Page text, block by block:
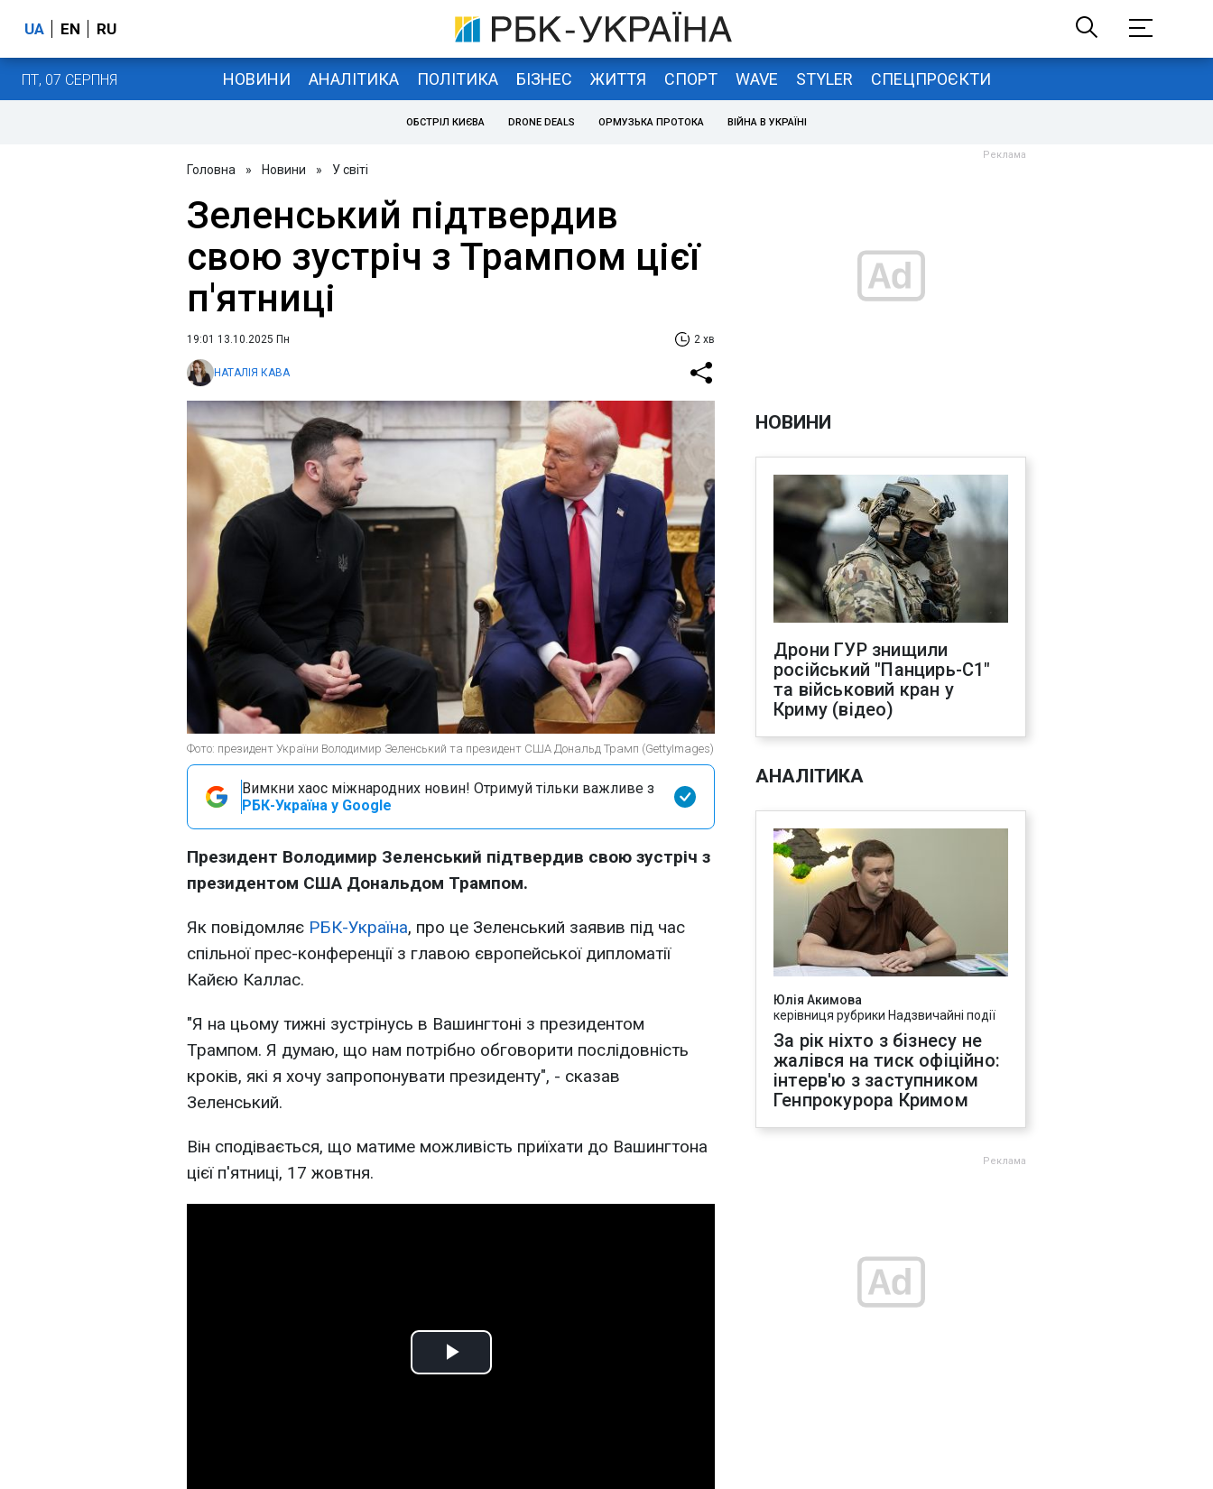
UA EN RU
ПТ, 07 СЕРПНЯ НОВИНИ АНАЛІТИКА ПОЛІТИКА БІЗНЕС ЖИТТЯ СПОРТ WAVE STYLER СПЕЦПРОЄКТИ
ОБСТРІЛ КИЄВА DRONE DEALS ОРМУЗЬКА ПРОТОКА ВІЙНА В УКРАЇНІ
Головна » Новини » У світі
Зеленський підтвердив
свою зустріч з Трампом цієї
п'ятниці
19:01 13.10.2025 Пн 2 хв
НАТАЛІЯ КАВА
Фото: президент України Володимир Зеленський та президент США Дональд Трамп (GettyImages)
Вимкни хаос міжнародних новин! Отримуй тільки важливе з
РБК-Україна у Google
Президент Володимир Зеленський підтвердив свою зустріч з
президентом США Дональдом Трампом.
Як повідомляє РБК-Україна, про це Зеленський заявив під час
спільної прес-конференції з главою європейської дипломатії
Кайєю Каллас.
"Я на цьому тижні зустрінусь в Вашингтоні з президентом
Трампом. Я думаю, що нам потрібно обговорити послідовність
кроків, які я хочу запропонувати президенту", - сказав
Зеленський.
Він сподівається, що матиме можливість приїхати до Вашингтона
цієї п'ятниці, 17 жовтня.
Play
НОВИНИ
Дрони ГУР знищили
російський "Панцирь-С1"
та військовий кран у
Криму (відео)
АНАЛІТИКА
Юлія Акимова
керівниця рубрики Надзвичайні події
За рік ніхто з бізнесу не
жалівся на тиск офіційно:
інтерв'ю з заступником
Генпрокурора Кримом